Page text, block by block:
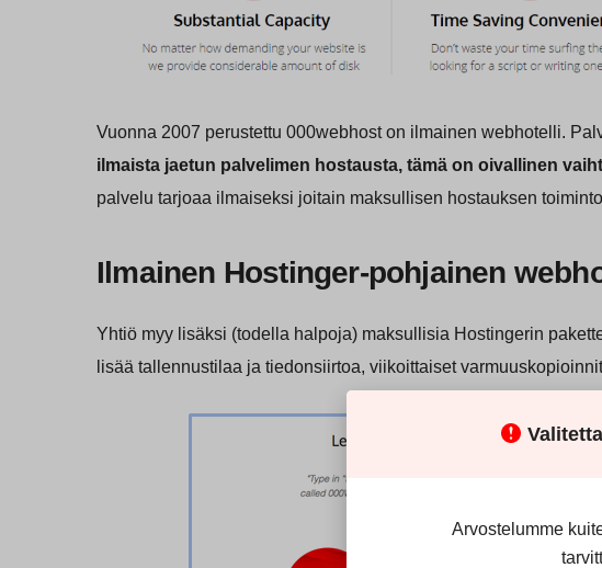
Vuonna 2007 perustettu 000webhost on ilmainen webhotelli.
ilmaista jaetun palvelimen hostausta, tämä on oivallinen
palvelu tarjoaa ilmaiseksi joitain maksullisen hostauksen
Ilmainen Hostinger-pohjainen
Yhtiö myy lisäksi (todella halpoja) maksullisia Hostingerin
lisää tallennustilaa ja tiedonsiirtoa, viikoittaiset
Arvostelumme